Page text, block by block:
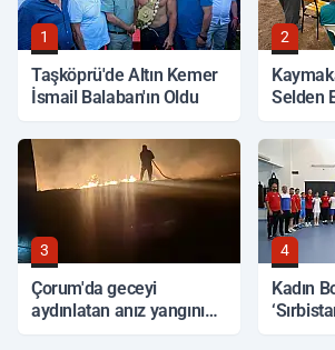
1
Taşköprü'de Altın Kemer
İsmail Balaban'ın Oldu
2
Selden
3
Çorum'da geceyi
aydınlatan anız yangını
4
Kadın